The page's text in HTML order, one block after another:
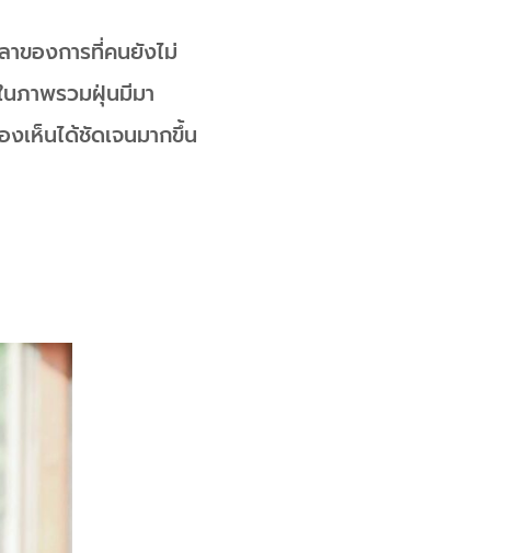
าของการที่คนยังไม่
ภาพรวมฝุ่นมีมา
เห็นได้ชัดเจนมากขึ้น